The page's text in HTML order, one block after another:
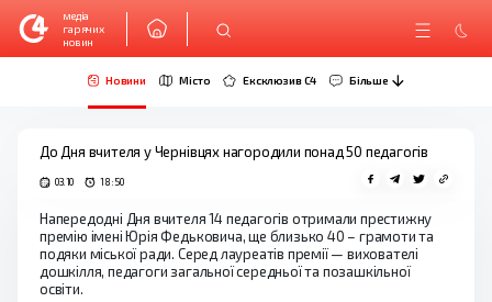
медіа
гарячих
новин
Новини Місто Ексклюзив C4 Більше
До Дня вчителя у Чернівцях нагородили понад 50 педагогів
03.10 18:50
Напередодні Дня вчителя 14 педагогів отримали престижну
премію імені Юрія Федьковича, ще близько 40 – грамоти та
подяки міської ради. Серед лауреатів премії — вихователі
дошкілля, педагоги загальної середньої та позашкільної
освіти.